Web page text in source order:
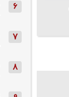
6
7
8